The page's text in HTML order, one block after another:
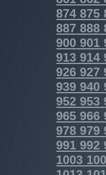
874 875
887 888
900 901
913 914
926 927
939 940
952 953
965 966
978 979
991 992
1003